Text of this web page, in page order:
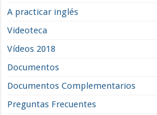
A practicar inglés
Videoteca
Vídeos 2018
Documentos
Documentos Complementarios
Preguntas Frecuentes